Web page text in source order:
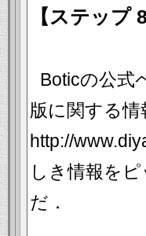
【ステッ
Boticの公式
版に関する
http://
しき情報を
だ．